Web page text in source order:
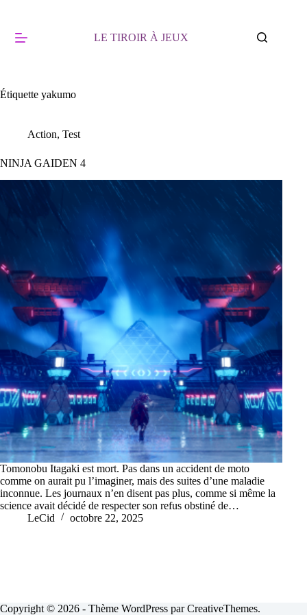
LE TIROIR À JEUX
Étiquette yakumo
Action, Test
NINJA GAIDEN 4
Tomonobu Itagaki est mort. Pas dans un accident de moto
comme on aurait pu l’imaginer, mais des suites d’une maladie
inconnue. Les journaux n’en disent pas plus, comme si même la
science avait décidé de respecter son refus obstiné de…
LeCid
octobre 22, 2025
Copyright © 2026 - Thème WordPress parCreativeThemes.